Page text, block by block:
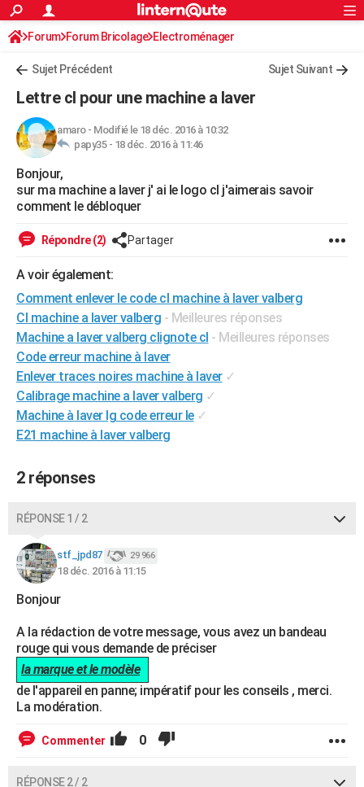
ACTUALITÉS
Politique
Société
Faits Divers
Education
Monde
Villes
+
FINANCE
Retraite
Impôts
Epargne
Immobilier
Risques naturels par ville
Banque
Assurance
Crédit
AUTO
Essais
Réserver un essai
Citadines
Berlines
SUV
Forum auto
+HIGH-TECH
Mobiles
Meilleur smartphone
Internet
Ordinateurs
Jeux vidéo
Guide high-tech
+
Forum
Aménagement intérieur
Extérieur
Cuisine
Salle de bains
Jardinage
Rangement
WEEK-END
Guides de France
Escapades
Patrimoine
Expositions
Musées
Week-end nature
+LIFESTYLE
Art de vivre
Bien-être
Loisirs
Mode
Modes de vie
SANTE
Alimentation
Guide de la santé
Maladies
Médicaments
Sommeil
VOYAGE
Destinations
City break
Voyage nature
Voyage de noces
Forum
Climat
+PHOTO
GUIDES D'ACHAT
CARTE DE VOEUX
Carte de Noël
Carte Bonne année
Carte Saint-Valentin
Carte Pâques
Carte d'anniversaire
DICTIONNAIRE
Dictionnaire
Biographies
Citations
Expressions
Proverbes
PROGRAMME TV
COPAINS D'AVANT
FORUM
Bricolage
Lifestyle
Culture
Sport
Auto
Television
Voyage
Cinema
S'inscrire
Connexion
Forum Forum Bricolage Electroménager
Sujet Précédent Sujet Suivant
Lettre cl pour une machine a laver
amaro- Modifié le 18 déc. 2016 à 10:32
papy35 - 18 déc. 2016 à 11:46
Bonjour,
sur ma machine a laver j' ai le logo cl j'aimerais savoir
comment le débloquer
Répondre (2) Partager
A voir également:
Comment enlever le code cl machine à laver valberg
Cl machine a laver valberg - Meilleures réponses
Machine a laver valberg clignote cl - Meilleures réponses
Code erreur machine à laver
Enlever traces noires machine à laver ✓
Calibrage machine a laver valberg ✓
Machine à laver lg code erreur le ✓
E21 machine à laver valberg
2 réponses
RÉPONSE 1 / 2
stf_jpd87 29 966
18 déc. 2016 à 11:15
Bonjour
A la rédaction de votre message, vous avez un bandeau
rouge qui vous demande de préciser
la marque et le modèle
de l'appareil en panne; impératif pour les conseils , merci.
La modération.
Commenter 0
RÉPONSE 2 / 2